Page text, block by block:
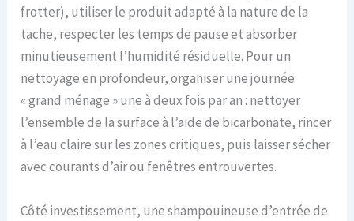
frotter), utiliser le produit adapté à la nature de la
tache, respecter les temps de pause et absorber
minutieusement l’humidité résiduelle. Pour un
nettoyage en profondeur, organiser une journée
« grand ménage » une à deux fois par an : nettoyer
l’ensemble de la surface à l’aide de bicarbonate, rincer
à l’eau claire sur les zones critiques, puis laisser sécher
avec courants d’air ou fenêtres entrouvertes.
Côté investissement, une shampouineuse d’entrée de